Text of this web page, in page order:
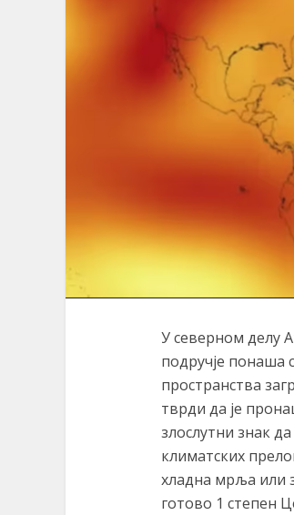
У северном делу
подручје понаша
пространства
тврди да је
злослутни знак
климатских
хладна мрља или
готово 1 степен